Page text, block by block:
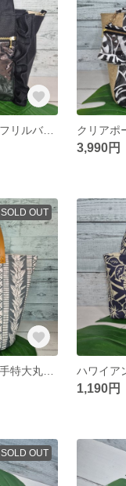
クリアポケット付きフリルバック
3,990円
SOLD OUT
1,190円
SOLD OUT